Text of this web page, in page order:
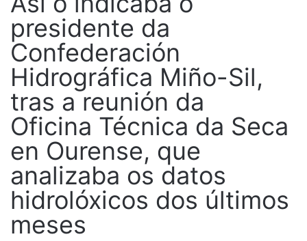
presidente da
Confederación
Hidrográfica Miño-Sil,
tras a reunión da
Oficina Técnica da Seca
en Ourense, que
analizaba os datos
hidrolóxicos dos últimos
meses